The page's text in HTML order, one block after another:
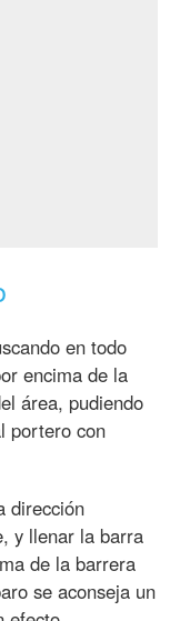
en todo
encima de la
área, pudiendo
portero con
dirección
y llenar la barra
de la barrera
se aconseja un